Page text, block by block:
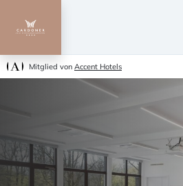
Mitglied von Accent Hotels